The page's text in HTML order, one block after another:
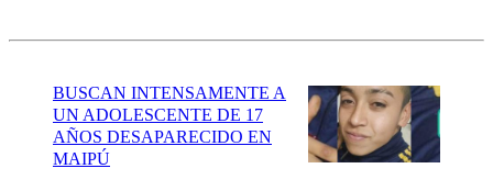
BUSCAN INTENSAMENTE A
UN ADOLESCENTE DE 17
AÑOS DESAPARECIDO EN
MAIPÚ